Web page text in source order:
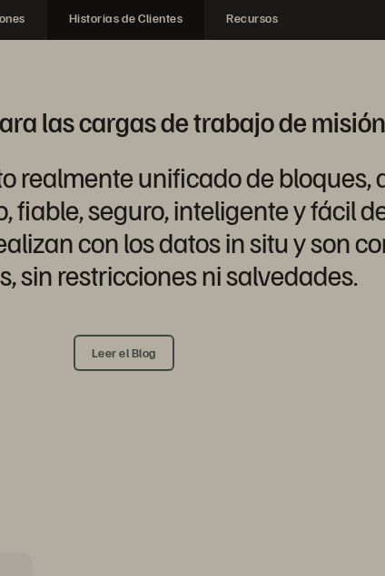
Historias de Clientes Recursos
las cargas de trabajo de
realmente unificado de bloques,
fiable, seguro, inteligente y fácil
con los datos in situ y son
sin restricciones ni salvedades.
Leer el Blog